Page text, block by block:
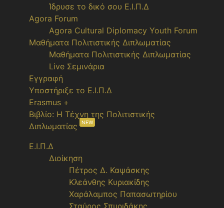
Ίδρυσε το δικό σου Ε.Ι.Π.Δ
Agora Forum
Agora Cultural Diplomacy Youth Forum
Μαθήματα Πολιτιστικής Διπλωματίας
Μαθήματα Πολιτιστικής Διπλωματίας
Live Σεμινάρια
Εγγραφή
Υποστήριξε το Ε.Ι.Π.Δ
Erasmus +
Βιβλίο: Η Τέχνη της Πολιτιστικής
Διπλωματίας
NEW
Ε.Ι.Π.Δ
Διοίκηση
Πέτρος Δ. Καψάσκης
Κλεάνθης Κυριακίδης
Χαράλαμπος Παπασωτηρίου
Σταύρος Σπυριδάκης